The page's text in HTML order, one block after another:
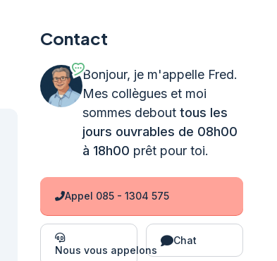
Contact
Bonjour, je m'appelle Fred.
Mes collègues et moi
sommes debout tous les
jours ouvrables de 08h00
à 18h00 prêt pour toi.
Appel 085 - 1304 575
Nous vous appelons
Chat